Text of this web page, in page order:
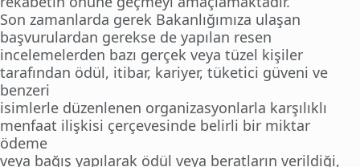
Son zamanlarda gerek Bakanlığımıza ulaşan
başvurulardan gerekse de yapılan resen
incelemelerden bazı gerçek veya tüzel kişiler
tarafından ödül, itibar, kariyer, tüketici güveni ve
benzeri
isimlerle düzenlenen organizasyonlarla karşılıklı
menfaat ilişkisi çerçevesinde belirli bir miktar
ödeme
veya bağış yapılarak ödül veya beratların verildiği,